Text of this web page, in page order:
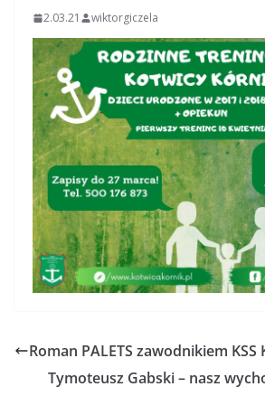
2.03.21 wiktorgiczela
Roman PALETS zawodnikiem
Tymoteusz Gabski – nasz